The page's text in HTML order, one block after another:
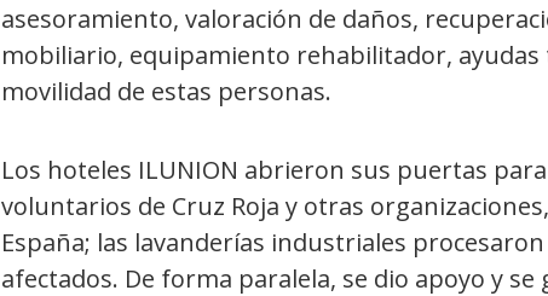
asesoramiento, valoración de daños,
mobiliario, equipamiento rehabilitador,
movilidad de estas personas.
Los hoteles ILUNION abrieron sus puertas
voluntarios de Cruz Roja y otras
España; las lavanderías industriales
afectados. De forma paralela, se dio apoyo y